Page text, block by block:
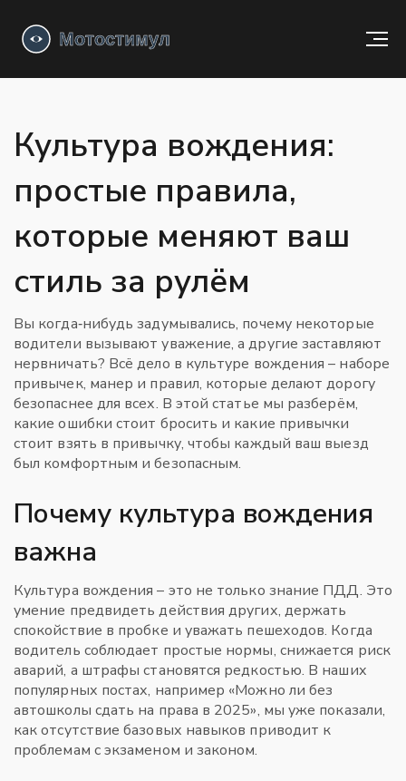
Культура вождения:
простые правила,
которые меняют ваш
стиль за рулём
Вы когда‑нибудь задумывались, почему некоторые
водители вызывают уважение, а другие заставляют
нервничать? Всё дело в культуре вождения – наборе
привычек, манер и правил, которые делают дорогу
безопаснее для всех. В этой статье мы разберём,
какие ошибки стоит бросить и какие привычки
стоит взять в привычку, чтобы каждый ваш выезд
был комфортным и безопасным.
Почему культура вождения
важна
Культура вождения – это не только знание ПДД. Это
умение предвидеть действия других, держать
спокойствие в пробке и уважать пешеходов. Когда
водитель соблюдает простые нормы, снижается риск
аварий, а штрафы становятся редкостью. В наших
популярных постах, например «Можно ли без
автошколы сдать на права в 2025», мы уже показали,
как отсутствие базовых навыков приводит к
проблемам с экзаменом и законом.